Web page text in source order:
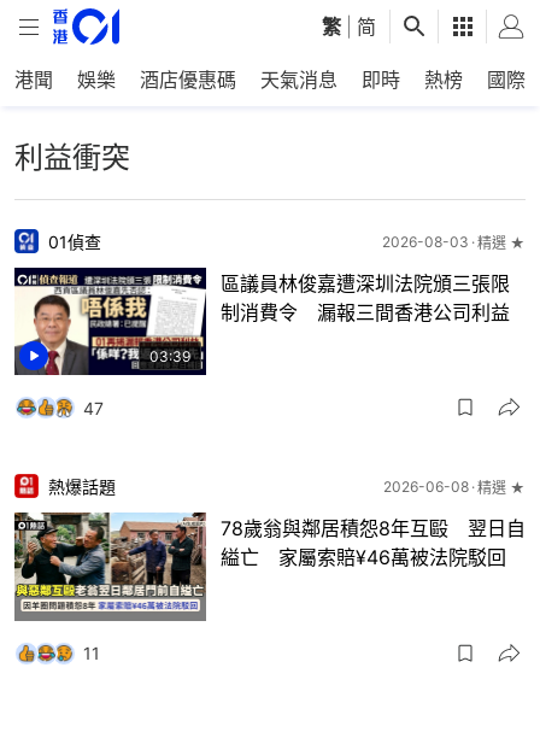
繁 简
港聞 娛樂 酒店優惠碼 天氣消息 即時 熱榜 國際
利益衝突
03:39
01偵查 2026-08-03 精選 ★
區議員林俊嘉遭深圳法院頒三張限
制消費令 漏報三間香港公司利益
47
熱爆話題 2026-06-08 精選 ★
78歲翁與鄰居積怨8年互毆 翌日自
縊亡 家屬索賠¥46萬被法院駁回
11